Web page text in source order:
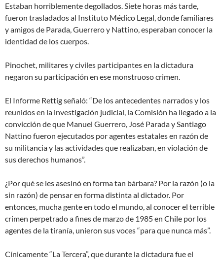
Estaban horriblemente degollados. Siete horas más tarde,
fueron trasladados al Instituto Médico Legal, donde familiares
y amigos de Parada, Guerrero y Nattino, esperaban conocer la
identidad de los cuerpos.
Pinochet, militares y civiles participantes en la dictadura
negaron su participación en ese monstruoso crimen.
El Informe Rettig señaló: “De los antecedentes narrados y los
reunidos en la investigación judicial, la Comisión ha llegado a la
convicción de que Manuel Guerrero, José Parada y Santiago
Nattino fueron ejecutados por agentes estatales en razón de
su militancia y las actividades que realizaban, en violación de
sus derechos humanos”.
¿Por qué se les asesinó en forma tan bárbara? Por la razón (o la
sin razón) de pensar en forma distinta al dictador. Por
entonces, mucha gente en todo el mundo, al conocer el terrible
crimen perpetrado a fines de marzo de 1985 en Chile por los
agentes de la tiranía, unieron sus voces “para que nunca más”.
Cínicamente “La Tercera”, que durante la dictadura fue el